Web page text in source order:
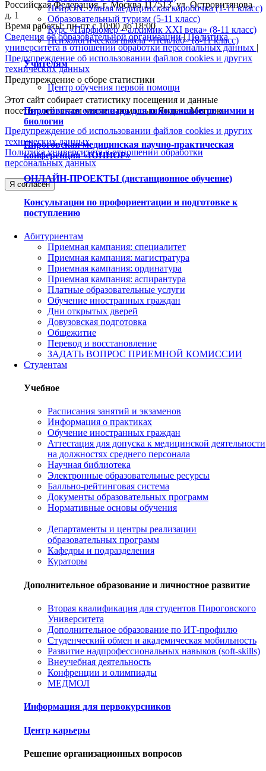
НейрON. Умная медицинская коробочка (1-11 класс)
Образовательный туризм (5-11 класс)
Курс «Парфюмер – алхимик XXI века» (8-11 класс)
Психологическая школа «ПсиЛаб» (8-11 класс)
Учителям
Центр обучения первой помощи
Пироговская олимпиада для школьников по химии и
биологии
Пироговская медицинская научно-практическая
конференция «ЮНИОР»
ОНЛАЙН-ПРОЕКТЫ (дистанционное обучение)
Консультации по профориентации и подготовке к
поступлению
Абитуриентам
Приемная кампания: специалитет
Приемная кампания: магистратура
Приемная кампания: ординатура
Приемная кампания: аспирантура
Платные образовательные услуги
Обучение иностранных граждан
Дни открытых дверей
Довузовская подготовка
Общежитие
Перевод и восстановление
ЗАДАТЬ ВОПРОС ПРИЕМНОЙ КОМИССИИ
Студентам
Учебное
Расписания занятий и экзаменов
Информация о практиках
Обучение иностранных граждан
Аттестация для допуска к медицинской деятельности
на должностях среднего персонала
Научная библиотека
Электронные образовательные ресурсы
Балльно-рейтинговая система
Документы образовательных программ
Нормативные основы обучения
Департаменты и центры реализации
образовательных программ
Кафедры и подразделения
Кураторы
Дополнительное образование и личностное развитие
Вторая квалификация для студентов Пироговского
Университета
Дополнительное образование по ИТ-профилю
Студенческий обмен и академическая мобильность
Развитие надпрофессиональных навыков (soft-skills)
Внеучебная деятельность
Конфренции и олимпиады
МЕДМОЛ
Информация для первокурсников
Центр карьеры
Решение организационных вопросов
Российская Федерация, г. Москва 117513, ул. Островитянова
д. 1
Время работы: пн-пт с 10:00 до 18:00
Сведения об образовательной организации|Политика
университета в отношении обработки персональных данных |
Предупреждение об использовании файлов cookies и других
технических данных
Предупреждение о сборе статистики
Этот сайт собирает статистику посещения и данные
посетителей, в том числе с помощью Яндекс.Метрики.
Предупреждение об использовании файлов cookies и других
технических данных
Политика университета в отношении обработки
персональных данных
Я согласен